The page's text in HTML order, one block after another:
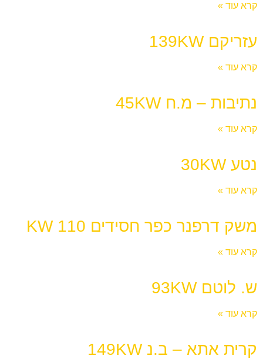
קרא עוד »
עזריקם 139KW
קרא עוד »
נתיבות – מ.ח 45KW
קרא עוד »
נטע 30KW
קרא עוד »
משק דרפנר כפר חסידים 110 KW
קרא עוד »
ש. לוטם 93KW
קרא עוד »
קרית אתא – ב.נ 149KW